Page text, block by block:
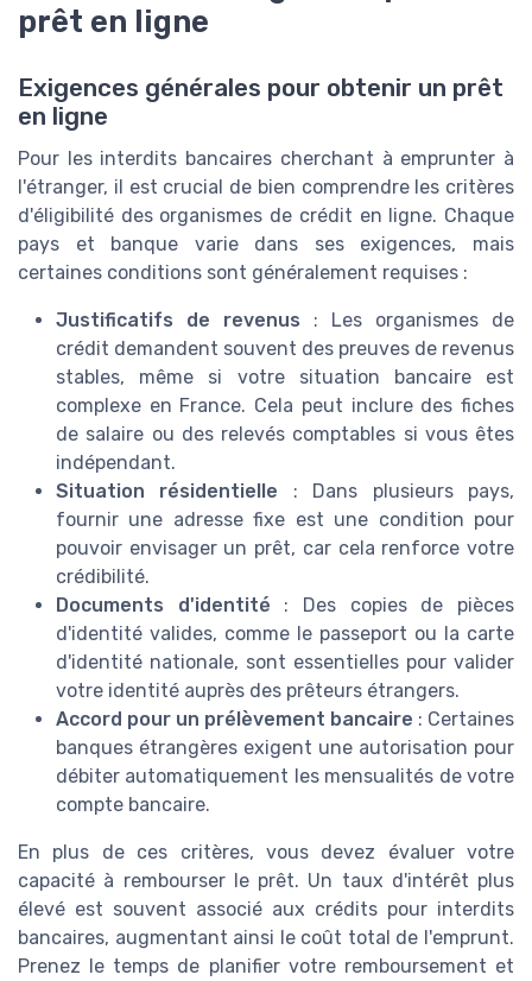
prêt en ligne
Exigences générales pour obtenir un prêt
en ligne
Pour les interdits bancaires cherchant à emprunter à
l'étranger, il est crucial de bien comprendre les critères
d'éligibilité des organismes de crédit en ligne. Chaque
pays et banque varie dans ses exigences, mais
certaines conditions sont généralement requises :
Justificatifs de revenus : Les organismes de
crédit demandent souvent des preuves de revenus
stables, même si votre situation bancaire est
complexe en France. Cela peut inclure des fiches
de salaire ou des relevés comptables si vous êtes
indépendant.
Situation résidentielle : Dans plusieurs pays,
fournir une adresse fixe est une condition pour
pouvoir envisager un prêt, car cela renforce votre
crédibilité.
Documents d'identité : Des copies de pièces
d'identité valides, comme le passeport ou la carte
d'identité nationale, sont essentielles pour valider
votre identité auprès des prêteurs étrangers.
Accord pour un prélèvement bancaire : Certaines
banques étrangères exigent une autorisation pour
débiter automatiquement les mensualités de votre
compte bancaire.
En plus de ces critères, vous devez évaluer votre
capacité à rembourser le prêt. Un taux d'intérêt plus
élevé est souvent associé aux crédits pour interdits
bancaires, augmentant ainsi le coût total de l'emprunt.
Prenez le temps de planifier votre remboursement et